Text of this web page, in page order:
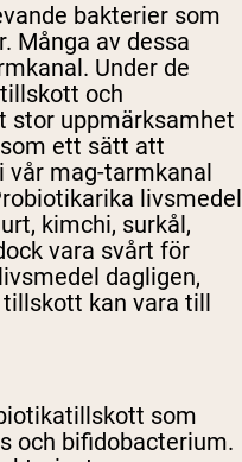
bakterier som
Många av dessa
Under de
och
stor uppmärksamhet
ett sätt att
vår mag-tarmkanal
livsmedel
kimchi, surkål,
vara svårt för
dagligen,
kan vara till
som
och bifidobacterium.